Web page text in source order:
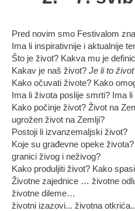
Pred novim smo Festivalom
Ima li inspirativnije i aktualnije
Što je život? Kakva mu je
Kakav je naš život?Je li to
Kako očuvati živote? Kako
Ima li života poslije smrti? Ima
Kako počinje život? Život na
ugrožen život na Zemlji?
Postoji li izvanzemaljski život?
Koje su građevne opeke
granici živog i neživog?
Kako produljiti život? Kako
Životne zajednice … životne
životne dileme…
životni izazovi... životna